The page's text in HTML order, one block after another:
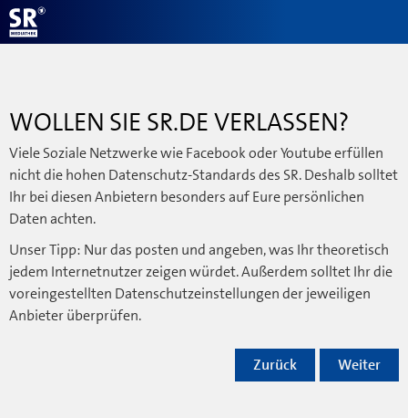
WOLLEN SIE SR.DE VERLASSEN?
Viele Soziale Netzwerke wie Facebook oder Youtube erfüllen
nicht die hohen Datenschutz-Standards des SR. Deshalb solltet
Ihr bei diesen Anbietern besonders auf Eure persönlichen
Daten achten.
Unser Tipp: Nur das posten und angeben, was Ihr theoretisch
jedem Internetnutzer zeigen würdet. Außerdem solltet Ihr die
voreingestellten Datenschutzeinstellungen der jeweiligen
Anbieter überprüfen.
Weiter
Zurück